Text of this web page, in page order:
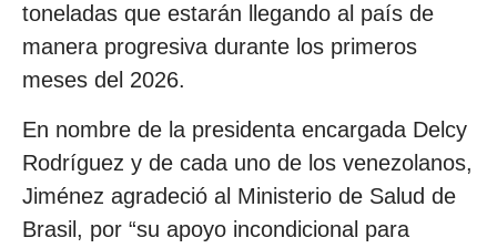
toneladas que estarán llegando al país de
manera progresiva durante los primeros
meses del 2026.
En nombre de la presidenta encargada Delcy
Rodríguez y de cada uno de los venezolanos,
Jiménez agradeció al Ministerio de Salud de
Brasil, por “su apoyo incondicional para